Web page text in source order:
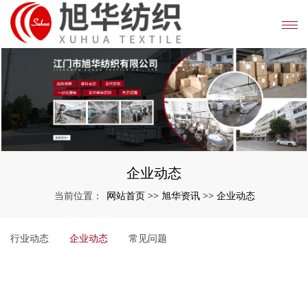
企业动态
当前位置： 网站首页 >> 旭华资讯 >> 企业动态
行业动态 企业动态 常见问题